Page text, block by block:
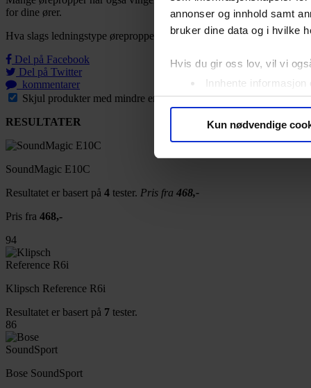
annonser og innhold samt
bruker dine data og i hvilke
Hvis du gir oss lov, vil vi
Innhente
Identifisere enheten
mer info kan du lese
Kun nødvendige
for dine ører.
Hva slags ledningstype øreproppene har, kan ha litt å si for
Del på Facebook
Del på Twitter
kommentarer
Skjul produkter med mindre enn 2 tester
RESULTATER
SoundMagic E10C
Resultatet er basert på 4 tester. Pris fra 468,-
Pris fra 468,-
94
Klipsch Reference R6i
Resultatet er basert på 7 tester.
86
Bose SoundSport